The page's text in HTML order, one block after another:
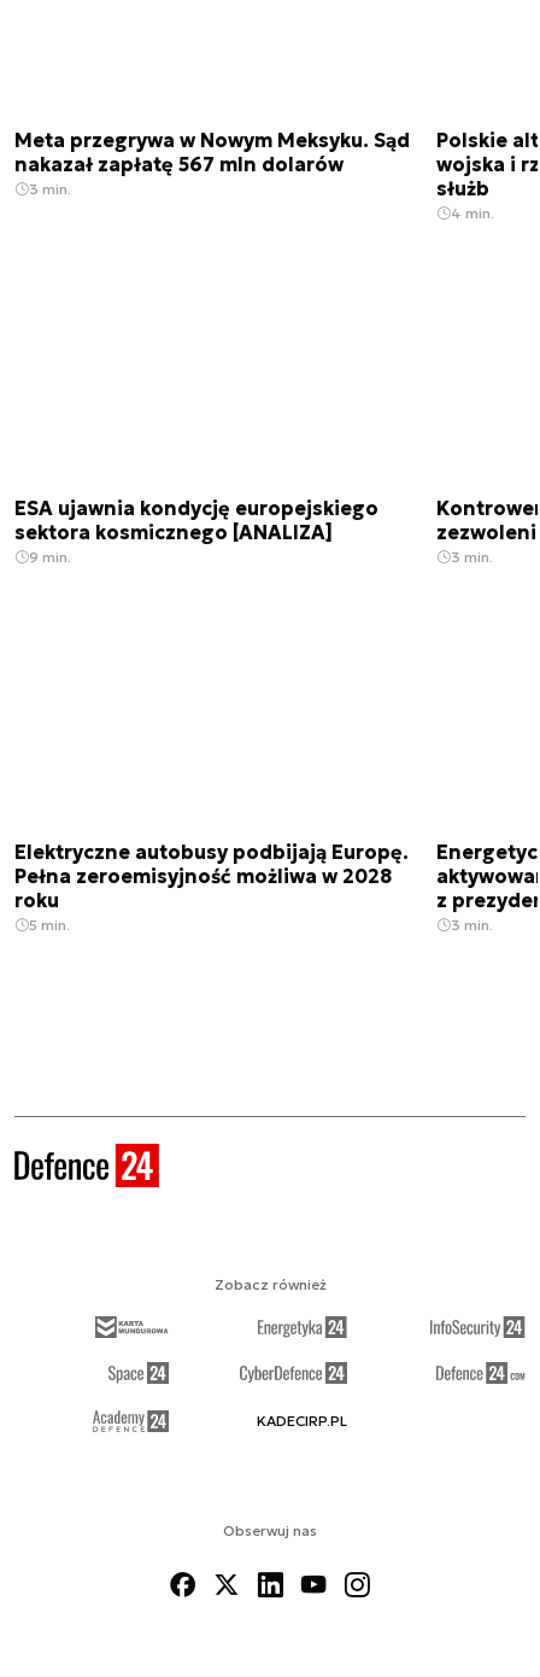
Meta przegrywa w Nowym Meksyku. Sąd
nakazał zapłatę 567 mln dolarów
3 min.
Polskie
wojska i
służb
4 min.
ESA ujawnia kondycję europejskiego
sektora kosmicznego [ANALIZA]
9 min. 3 min.
Elektryczne autobusy podbijają Europę.
Pełna zeroemisyjność możliwa w 2028
roku
5 min.
z
3 min.
Obserwuj nas
Zobacz również
KADECIRP.PL